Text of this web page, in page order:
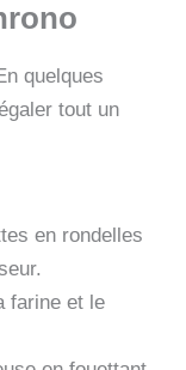
quelques
tout un
en rondelles
farine et le